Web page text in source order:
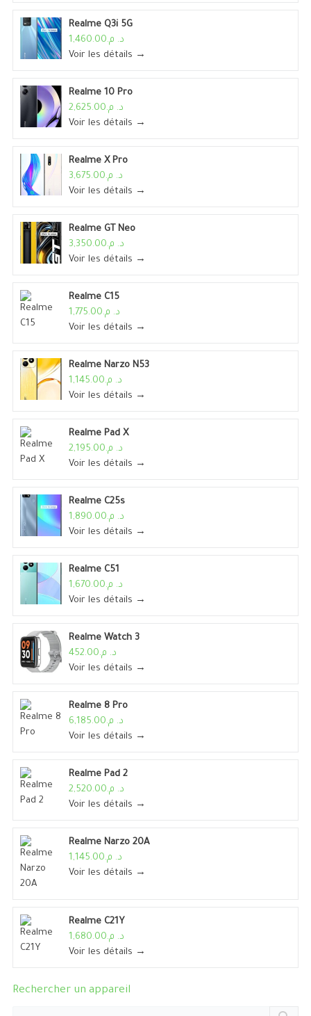
Realme Q3i 5G
د. م.1,460.00
Voir les détails →
Realme 10 Pro
د. م.2,625.00
Voir les détails →
Realme X Pro
د. م.3,675.00
Voir les détails →
Realme GT Neo
د. م.3,350.00
Voir les détails →
Realme C15
د. م.1,775.00
Voir les détails →
Realme Narzo N53
د. م.1,145.00
Voir les détails →
Realme Pad X
د. م.2,195.00
Voir les détails →
Realme C25s
د. م.1,890.00
Voir les détails →
Realme C51
د. م.1,670.00
Voir les détails →
Realme Watch 3
د. م.452.00
Voir les détails →
Realme 8 Pro
د. م.6,185.00
Voir les détails →
Realme Pad 2
د. م.2,520.00
Voir les détails →
Realme Narzo 20A
د. م.1,145.00
Voir les détails →
Realme C21Y
د. م.1,680.00
Voir les détails →
Rechercher un appareil